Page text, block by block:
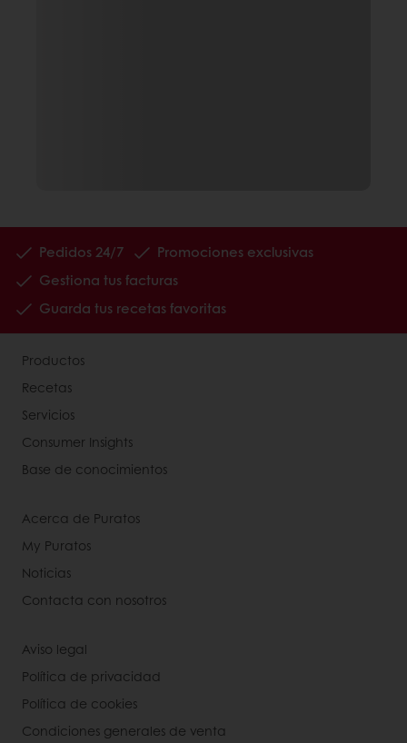
Pedidos 24/7
Promociones exclusivas
Gestiona tus facturas
Guarda tus recetas favoritas
Productos
Recetas
Servicios
Consumer Insights
Base de conocimientos
Acerca de Puratos
My Puratos
Noticias
Contacta con nosotros
Aviso legal
Política de privacidad
Política de cookies
Condiciones generales de venta